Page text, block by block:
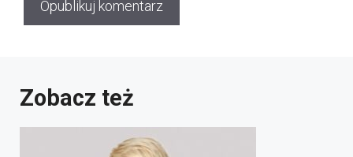
Zobacz też